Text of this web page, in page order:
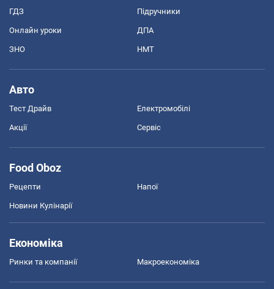
ГДЗ Підручники
Онлайн уроки ДПА
ЗНО НМТ
Авто
Тест Драйв Електромобілі
Акції Сервіс
Food Oboz
Рецепти Напої
Новини Кулінарії
Економіка
Ринки та компанії Макроекономіка